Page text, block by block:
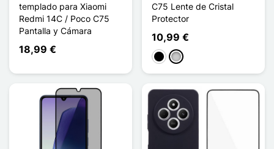
templado para Xiaomi
Redmi 14C / Poco C75
Pantalla y Cámara
18,99 €
C75 Lente de Cristal
Protector
10,99 €
NegroTransparente